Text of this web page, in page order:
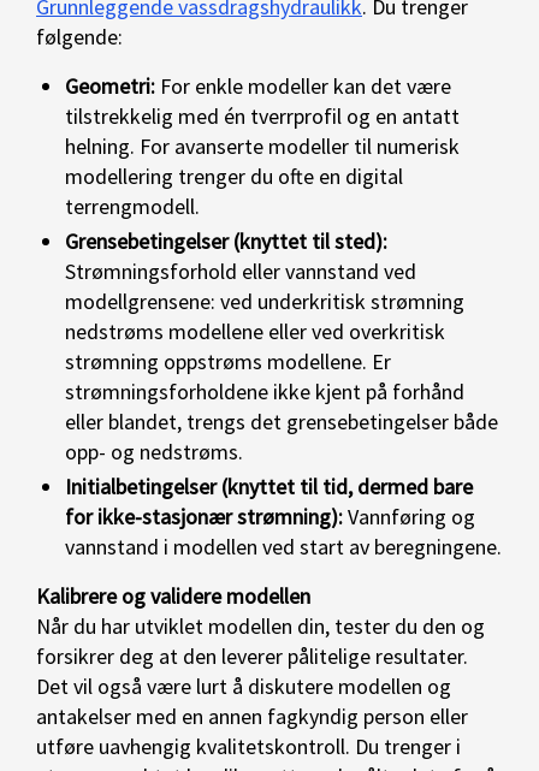
Grunnleggende vassdragshydraulikk. Du trenger
følgende:
Geometri: For enkle modeller kan det være
tilstrekkelig med én tverrprofil og en antatt
helning. For avanserte modeller til numerisk
modellering trenger du ofte en digital
terrengmodell.
Grensebetingelser (knyttet til sted):
Strømningsforhold eller vannstand ved
modellgrensene: ved underkritisk strømning
nedstrøms modellene eller ved overkritisk
strømning oppstrøms modellene. Er
strømningsforholdene ikke kjent på forhånd
eller blandet, trengs det grensebetingelser både
opp- og nedstrøms.
Initialbetingelser (knyttet til tid, dermed bare
for ikke-stasjonær strømning):Vannføring og
vannstand i modellen ved start av beregningene.
Kalibrere og validere modellen
Når du har utviklet modellen din, tester du den og
forsikrer deg at den leverer pålitelige resultater.
Det vil også være lurt å diskutere modellen og
antakelser med en annen fagkyndig person eller
utføre uavhengig kvalitetskontroll. Du trenger i